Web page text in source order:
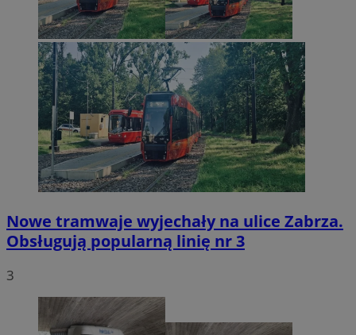
Nowe tramwaje wyjechały na ulice Zabrza.
Obsługują popularną linię nr 3
3